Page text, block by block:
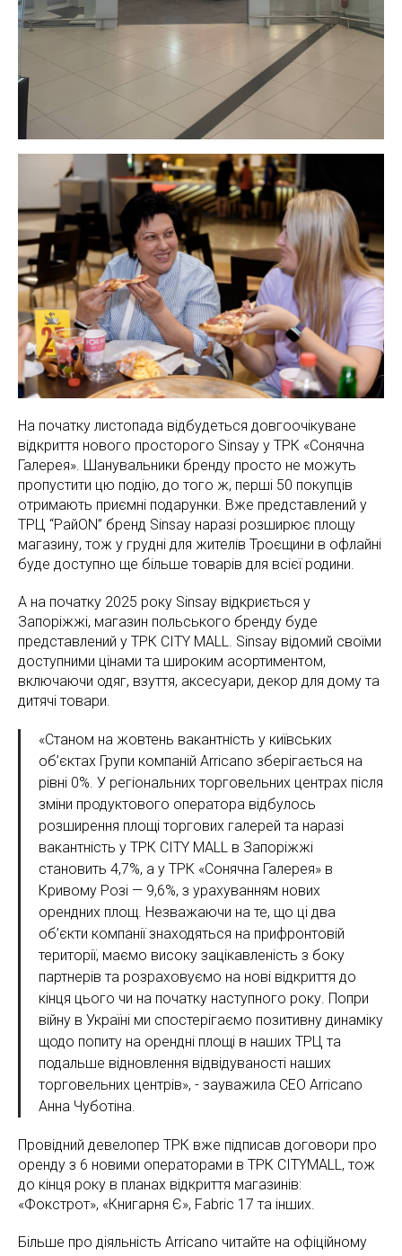
На початку листопада відбудеться довгоочікуване
відкриття нового просторого Sinsay у ТРК «Сонячна
Галерея». Шанувальники бренду просто не можуть
пропустити цю подію, до того ж, перші 50 покупців
отримають приємні подарунки. Вже представлений у
ТРЦ “РайON” бренд Sinsay наразі розширює площу
магазину, тож у грудні для жителів Троєщини в офлайні
буде доступно ще більше товарів для всієї родини.
А на початку 2025 року Sinsay відкриється у
Запоріжжі, магазин польського бренду буде
представлений у ТРК CITY MALL. Sinsay відомий своїми
доступними цінами та широким асортиментом,
включаючи одяг, взуття, аксесуари, декор для дому та
дитячі товари.
«Станом на жовтень вакантність у київських
об’єктах Групи компаній Arricano зберігається на
рівні 0%. У регіональних торговельних центрах після
зміни продуктового оператора відбулось
розширення площі торгових галерей та наразі
вакантність у ТРК CITY MALL в Запоріжжі
становить 4,7%, а у ТРК «Сонячна Галерея» в
Кривому Розі — 9,6%, з урахуванням нових
орендних площ. Незважаючи на те, що ці два
об’єкти компанії знаходяться на прифронтовій
території, маємо високу зацікавленість з боку
партнерів та розраховуємо на нові відкриття до
кінця цього чи на початку наступного року. Попри
війну в Україні ми спостерігаємо позитивну динаміку
щодо попиту на орендні площі в наших ТРЦ та
подальше відновлення відвідуваності наших
торговельних центрів», - зауважила CEO Arricano
Анна Чуботіна.
Провідний девелопер ТРК вже підписав договори про
оренду з 6 новими операторами в ТРК CITYMALL, тож
до кінця року в планах відкриття магазинів:
«Фокстрот», «Книгарня Є», Fabric 17 та інших.
Більше про діяльність Arricano читайте на офіційному